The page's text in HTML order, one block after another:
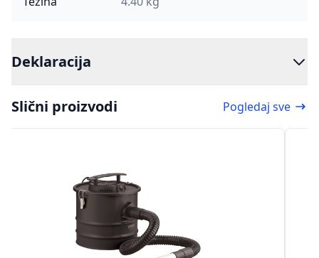
Deklaracija
Slični proizvodi Pogledaj sve